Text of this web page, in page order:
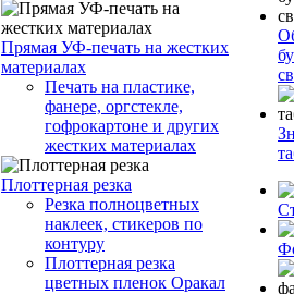
Прямая УФ-печать на жестких
материалах
Печать на пластике,
фанере, оргстекле,
гофрокартоне и других
жестких материалах
Плоттерная резка
Резка полноцветных
наклеек, стикеров по
контуру
Плоттерная резка
цветных пленок Оракал